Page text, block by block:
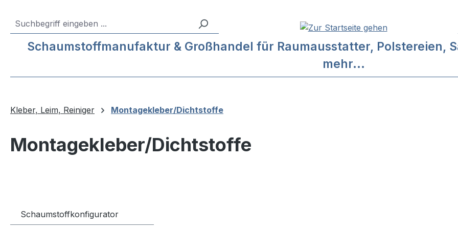
Service-Hotline:04193 – 80 515 10
Schaumstoffmanufaktur & Großhandel für Raumausstatter, Polstereien,
mehr...
Kleber, Leim, Reiniger Montagekleber/Dichtstoffe
Montagekleber/Dichtstoffe
Schaumstoffkonfigurator